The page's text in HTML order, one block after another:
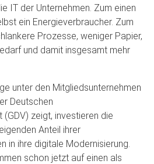
IT der Unternehmen. Zum einen
ein Energieverbraucher. Zum
Prozesse, weniger Papier,
und damit insgesamt mehr
unter den Mitgliedsunternehmen
Deutschen
zeigt, investieren die
Anteil ihrer
in ihre digitale Modernisierung.
schon jetzt auf einen als